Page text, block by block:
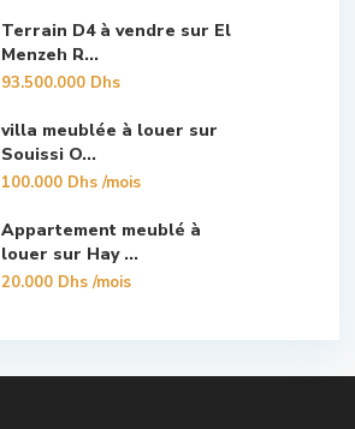
Terrain D4 à vendre sur El
Menzeh R...
93.500.000 Dhs
villa meublée à louer sur
Souissi O...
100.000 Dhs/mois
Appartement meublé à
louer sur Hay ...
20.000 Dhs/mois